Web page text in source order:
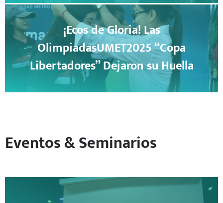
¡Ecos de Gloria! Las
OlimpiadasUMET2025 “Copa
Libertadores” Dejaron su Huella
Eventos & Seminarios